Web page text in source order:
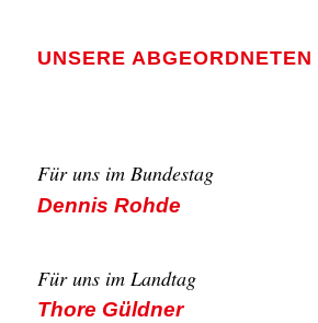
UNSE­RE ABGE­ORD­NE­TEN
Für uns im Bun­des­tag
Den­nis Roh­de
Für uns im Land­tag
Tho­re Güld­ner